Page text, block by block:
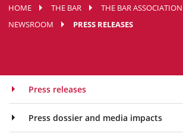
HOME THE BAR
THE BAR ASSOCIATION
NEWSROOM
PRESS RELEASES
Press releases
Press dossier and media impacts